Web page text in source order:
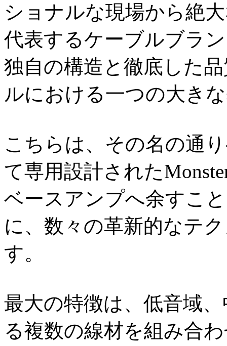
ショナルな現場から絶
代表するケーブルブラ
独自の構造と徹底した
ルにおける一つの大き
こちらは、その名の通
て専用設計された
ベースアンプへ余すこ
に、数々の革新的なテ
す。
最大の特徴は、低音域
る複数の線材を組み合